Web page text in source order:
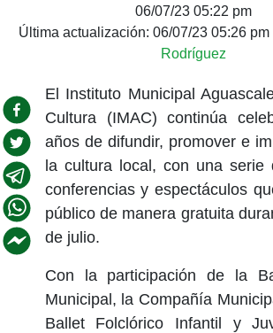
06/07/23 05:22 pm
Última actualización: 06/07/23 05:26 pm
Rodríguez
El Instituto Municipal
Cultura (IMAC) continúa
años de difundir, promover e
la cultura local, con una serie
conferencias y espectáculos
público de manera gratuita
de julio.
Con la participación de la
Municipal, la Compañía
Ballet Folclórico Infantil y